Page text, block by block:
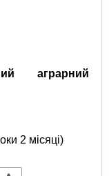
2 місяці)